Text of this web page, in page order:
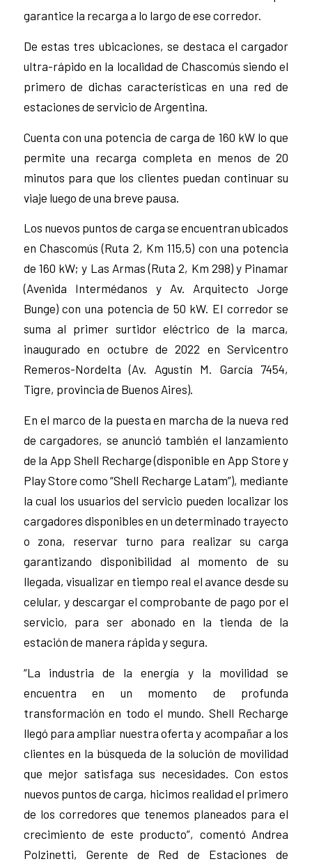
garantice la recarga a lo largo de ese corredor.
De estas tres ubicaciones, se destaca el cargador
ultra-rápido en la localidad de Chascomús siendo el
primero de dichas características en una red de
estaciones de servicio de Argentina.
Cuenta con una potencia de carga de 160 kW lo que
permite una recarga completa en menos de 20
minutos para que los clientes puedan continuar su
viaje luego de una breve pausa.
Los nuevos puntos de carga se encuentran ubicados
en Chascomús (Ruta 2, Km 115,5) con una potencia
de 160 kW; y Las Armas (Ruta 2, Km 298) y Pinamar
(Avenida Intermédanos y Av. Arquitecto Jorge
Bunge) con una potencia de 50 kW. El corredor se
suma al primer surtidor eléctrico de la marca,
inaugurado en octubre de 2022 en Servicentro
Remeros-Nordelta (Av. Agustín M. García 7454,
Tigre, provincia de Buenos Aires).
En el marco de la puesta en marcha de la nueva red
de cargadores, se anunció también el lanzamiento
de la App Shell Recharge (disponible en App Store y
Play Store como “Shell Recharge Latam”), mediante
la cual los usuarios del servicio pueden localizar los
cargadores disponibles en un determinado trayecto
o zona, reservar turno para realizar su carga
garantizando disponibilidad al momento de su
llegada, visualizar en tiempo real el avance desde su
celular, y descargar el comprobante de pago por el
servicio, para ser abonado en la tienda de la
estación de manera rápida y segura.
“La industria de la energía y la movilidad se
encuentra en un momento de profunda
transformación en todo el mundo. Shell Recharge
llegó para ampliar nuestra oferta y acompañar a los
clientes en la búsqueda de la solución de movilidad
que mejor satisfaga sus necesidades. Con estos
nuevos puntos de carga, hicimos realidad el primero
de los corredores que tenemos planeados para el
crecimiento de este producto”, comentó Andrea
Polzinetti, Gerente de Red de Estaciones de